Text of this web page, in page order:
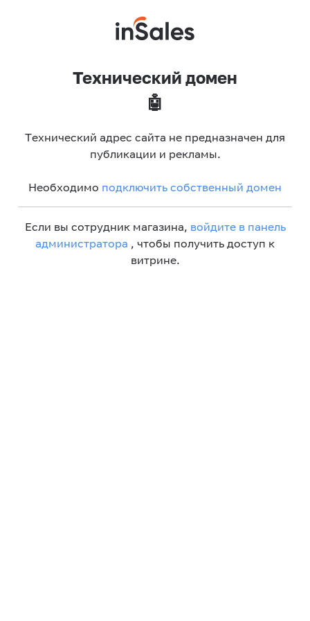
Технический домен
🤖
Технический адрес сайта не предназначен для
публикации и рекламы.
Необходимо подключить собственный домен
Если вы сотрудник магазина, войдите в панель
администратора , чтобы получить доступ к
витрине.